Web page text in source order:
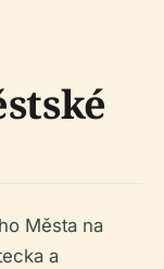
Města na
a